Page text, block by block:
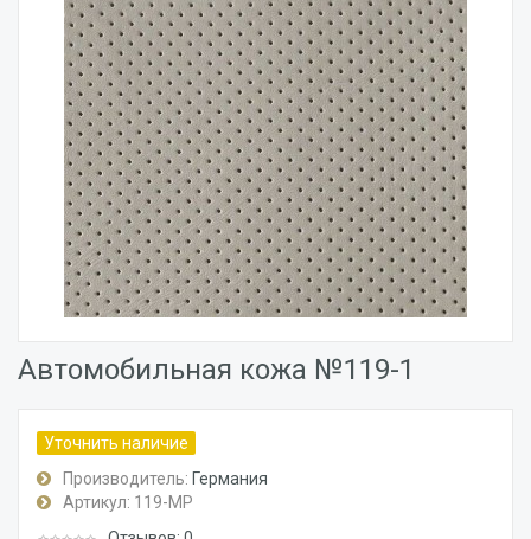
Автомобильная кожа №119-1
Уточнить наличие
Производитель: Германия
Артикул: 119-MP